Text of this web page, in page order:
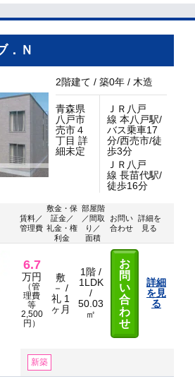
．Ｎ
2階建て / 築0年 / 木造
青森県
八戸市
売市４
丁目 詳
細未定
ＪＲ八戸
線 本八戸駅/
バス乗車17
分/西売市/徒
歩3分
ＪＲ八戸
線 長苗代駅/
徒歩16分
賃料／
管理費
敷金・保
証金／
礼金・権
利金
部屋階
／間取
り／
面積
お問い
合わせ
詳細を
見る
6.7
万円
（管
理費
等
2,500
円）
敷
－ /
礼 1
ヶ月
1階 /
1LDK
/
50.03
㎡
お
問
い
合
わ
せ
詳細
を見
る
新築